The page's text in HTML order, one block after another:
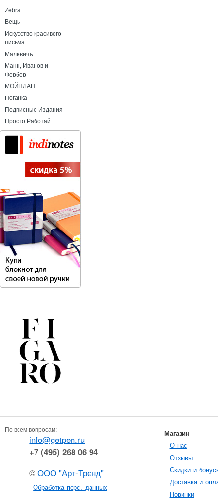
Zebra
Вещь
Искусство красивого
письма
Малевичъ
Манн, Иванов и
Фербер
МОЙПЛАН
Поганка
Подписные Издания
Просто Работай
По всем вопросам:
info@getpen.ru
+7 (495) 268 06 94
©ООО "Арт-Тренд"
Обработка перс. данных
Магазин
О нас
Отзывы
Скидки и
Доставка и
Новинки